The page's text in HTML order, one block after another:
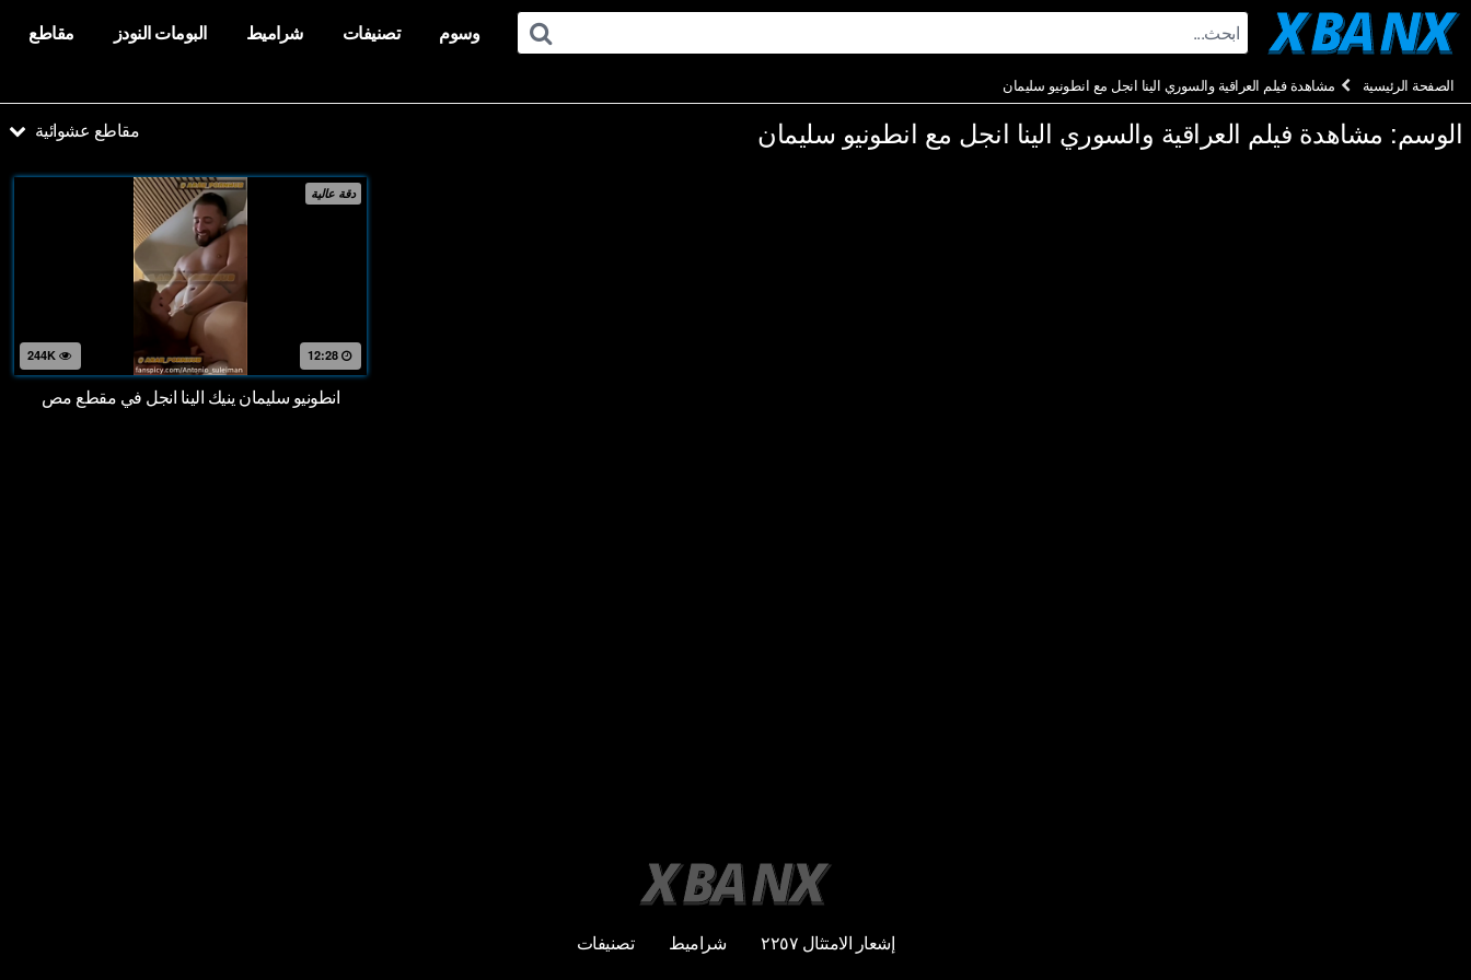
Skip
مقاطع البومات النودز شراميط تصنيفات وسوم
الصفحة الرئيسية مشاهدة فيلم العراقية والسوري الينا انجل مع انطونيو سليمان
الوسم: مشاهدة فيلم العراقية والسوري الينا انجل مع انطونيو سليمان مقاطع عشوائية
دقة عالية
12:28
انطونيو سليمان ينيك الينا انجل في مقطع مص
إشعار الامتثال ٢٢٥٧ شراميط تصنيفات